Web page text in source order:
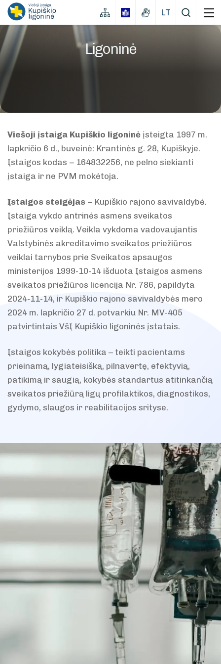
LT
Ligoninė
Viešoji įstaiga Kupiškio ligoninė įsteigta 1997 m.
lapkričio 6 d., buveinė: Krantinės g. 28, Kupiškyje.
Įstaigos kodas − 164832256, ne pelno siekianti
įstaiga ir ne PVM mokėtoja.
Įstaigos steigėjas − Kupiškio rajono savivaldybė.
Įstaiga vykdo antrinės asmens sveikatos
priežiūros veiklą. Veikla vykdoma vadovaujantis
Valstybinės akreditavimo sveikatos priežiūros
veiklai tarnybos prie Sveikatos apsaugos
ministerijos 1999-10-14 išduota Įstaigos asmens
sveikatos priežiūros licencija Nr. 786, papildyta
2024-11-14, ir Kupiškio rajono savivaldybės mero
2024 m. lapkričio 27 d. potvarkiu Nr. MV-405
patvirtintais VšĮ Kupiškio ligoninės įstatais.
Įstaigos kokybės politika – teikti pacientams
prieinamą, lygiateisišką, pilnavertę, efektyvią,
patikimą ir saugią, kokybės standartus atitinkančią
sveikatos priežiūrą ligų profilaktikos, diagnostikos,
gydymo, slaugos ir reabilitacijos srityse.